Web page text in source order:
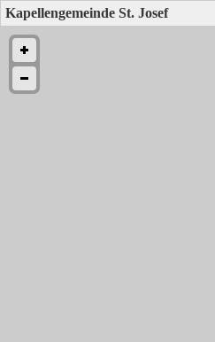
Kapellengemeinde St. Josef